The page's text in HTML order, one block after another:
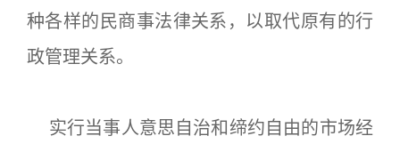
种各样的民商事法律关系，以取代原有的行
政管理关系。
实行当事人意思自治和缔约自由的市场经